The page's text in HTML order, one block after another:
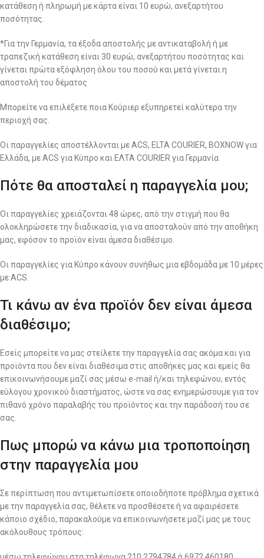
κατάθεση ή πληρωμή με κάρτα είναι 10 ευρώ, ανεξαρτήτου
ποσότητας.
*Για την Γερμανία, τα έξοδα αποστολής με αντικαταβολή ή με
τραπεζική κατάθεση είναι 30 ευρώ, ανεξαρτήτου ποσότητας και
γίνεται πρώτα εξόφληση όλου του ποσού και μετά γίνεται η
αποστολή του δέματος
Μπορείτε να επιλέξετε ποια Κούριερ εξυπηρετεί καλύτερα την
περιοχή σας.
Οι παραγγελίες αποστέλλονται με ACS, ELTA COURIER, BOXNOW για
Ελλάδα, με ACS για Κύπρο και ΕΛΤΑ COURIER για Γερμανία
Πότε θα αποσταλεί η παραγγελία μου;
Οι παραγγελίες χρειάζονται 48 ώρες, από την στιγμή που θα
ολοκληρώσετε την διαδικασία, για να αποσταλούν από την αποθήκη
μας, εφόσον το προϊόν είναι άμεσα διαθέσιμο.
Οι παραγγελίες για Κύπρο κάνουν συνήθως μια εβδομάδα με 10 μέρες
με ACS.
Τι κάνω αν ένα προϊόν δεν είναι άμεσα
διαθέσιμο;
Εσείς μπορείτε να μας στείλετε την παραγγελία σας ακόμα και για
προϊόντα που δεν είναι διαθέσιμα στις αποθήκες μας και εμείς θα
επικοινωνήσουμε μαζί σας μέσω e-mail ή/και τηλεφώνου, εντός
εύλογου χρονικού διαστήματος, ώστε να σας ενημερώσουμε για τον
πιθανό χρόνο παραλαβής του προϊόντος και την παράδοσή του σε
σας.
Πως μπορώ να κάνω μια τροποποίηση
στην παραγγελία μου
Σε περίπτωση που αντιμετωπίσετε οποιοδήποτε πρόβλημα σχετικά
με την παραγγελία σας, θέλετε να προσθέσετε ή να αφαιρέσετε
κάποιο σχέδιο, παρακαλούμε να επικοινωνήσετε μαζί μας με τους
ακόλουθους τρόπους: